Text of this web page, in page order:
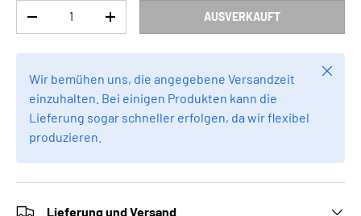
MENGE VERRINGERNMENGE ERHÖHEN AUSVERKAUFT
Wir bemühen uns, die angegebene Versandzeit
einzuhalten. Bei einigen Produkten kann die
Lieferung sogar schneller erfolgen, da wir flexibel
produzieren.
Lieferung und Versand